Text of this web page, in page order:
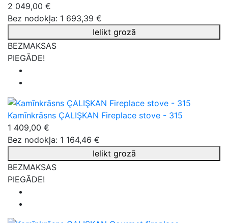
2 049,00 €
Bez nodokļa: 1 693,39 €
Ielikt grozā
BEZMAKSAS
PIEGĀDE!
Kamīnkrāsns ÇALIŞKAN Fireplace stove - 315
1 409,00 €
Bez nodokļa: 1 164,46 €
Ielikt grozā
BEZMAKSAS
PIEGĀDE!